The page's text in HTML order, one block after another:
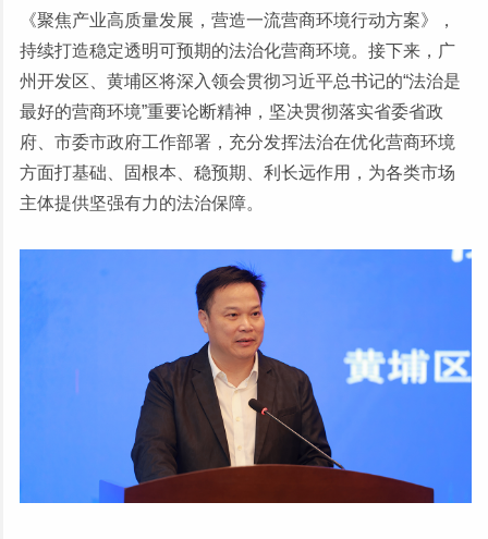
《聚焦产业高质量发展，营造一流营商环境行动方案》，
持续打造稳定透明可预期的法治化营商环境。接下来，广
州开发区、黄埔区将深入领会贯彻习近平总书记的“法治是
最好的营商环境”重要论断精神，坚决贯彻落实省委省政
府、市委市政府工作部署，充分发挥法治在优化营商环境
方面打基础、固根本、稳预期、利长远作用，为各类市场
主体提供坚强有力的法治保障。